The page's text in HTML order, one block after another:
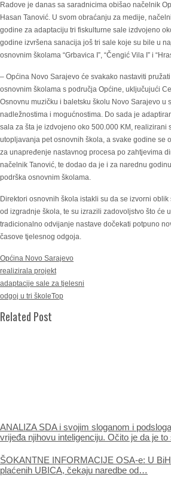
Radove je danas sa saradnicima obišao načelnik
Hasan Tanović. U svom obraćanju za medije,
godine za adaptaciju tri fiskulturne sale izdvojeno
godine izvršena sanacija još tri sale koje su bile u
osnovnim školama “Grbavica I”, “Čengić Vila I” i
– Općina Novo Sarajevo će svakako nastaviti
osnovnim školama s područja Općine, uključujući
Osnovnu muzičku i baletsku školu Novo Sarajevo u
nadležnostima i mogućnostima. Do sada je
sala za šta je izdvojeno oko 500.000 KM, realizirani
utopljavanja pet osnovnih škola, a svake godine se
za unapređenje nastavnog procesa po zahtjevima
načelnik Tanović, te dodao da je i za narednu
podrška osnovnim školama.
Direktori osnovnih škola istakli su da se izvorni
od izgradnje škola, te su izrazili zadovoljstvo što će
tradicionalno odvijanje nastave dočekati potpuno
časove tjelesnog odgoja.
Općina Novo Sarajevo
realizirala projekt
adaptacije sale za tjelesni
odgoj u tri školeTop
Related Post
ANALIZA SDA i svojim sloganom i
vrijeđa njihovu inteligenciju. Očito je da je
ŠOKANTNE INFORMACIJE OSA-e: U
plaćenih UBICA, čekaju naredbe od…